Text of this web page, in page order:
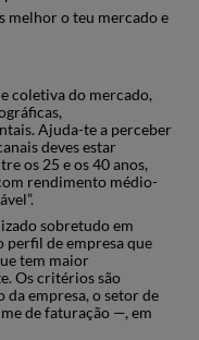
melhor o teu mercado e
coletiva do mercado,
Ajuda-te a perceber
deves estar
os 25 e os 40 anos,
rendimento médio-
sobretudo em
perfil de empresa que
tem maior
Os critérios são
empresa, o setor de
de faturação —, em